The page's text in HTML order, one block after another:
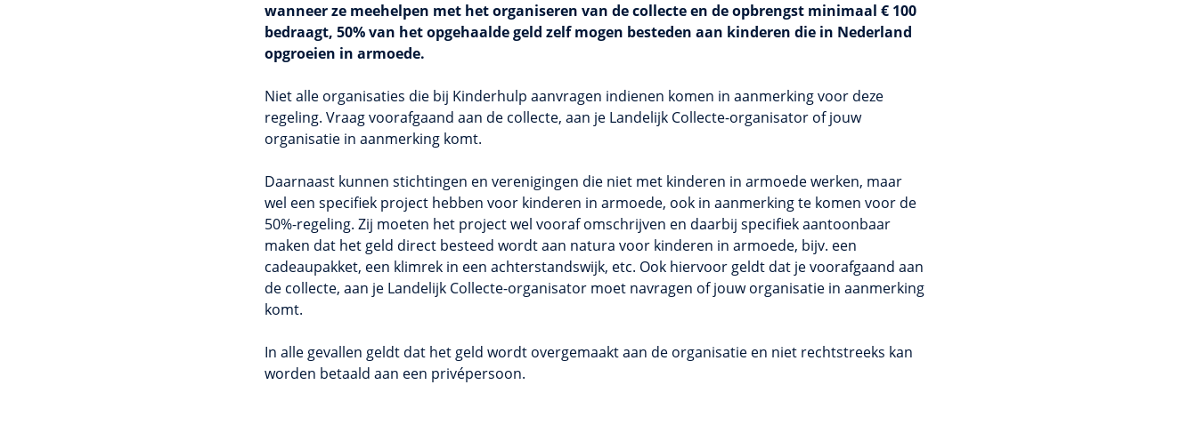
wanneer ze meehelpen met het organiseren van de collecte en de opbrengst minimaal € 100
bedraagt, 50% van het opgehaalde geld zelf mogen besteden aan kinderen die in Nederland
opgroeien in armoede.
Niet alle organisaties die bij Kinderhulp aanvragen indienen komen in aanmerking voor deze
regeling. Vraag voorafgaand aan de collecte, aan je Landelijk Collecte-organisator of jouw
organisatie in aanmerking komt.
Daarnaast kunnen stichtingen en verenigingen die niet met kinderen in armoede werken, maar
wel een specifiek project hebben voor kinderen in armoede, ook in aanmerking te komen voor de
50%-regeling. Zij moeten het project wel vooraf omschrijven en daarbij specifiek aantoonbaar
maken dat het geld direct besteed wordt aan natura voor kinderen in armoede, bijv. een
cadeaupakket, een klimrek in een achterstandswijk, etc. Ook hiervoor geldt dat je voorafgaand aan
de collecte, aan je Landelijk Collecte-organisator moet navragen of jouw organisatie in aanmerking
komt.
In alle gevallen geldt dat het geld wordt overgemaakt aan de organisatie en niet rechtstreeks kan
worden betaald aan een privépersoon.